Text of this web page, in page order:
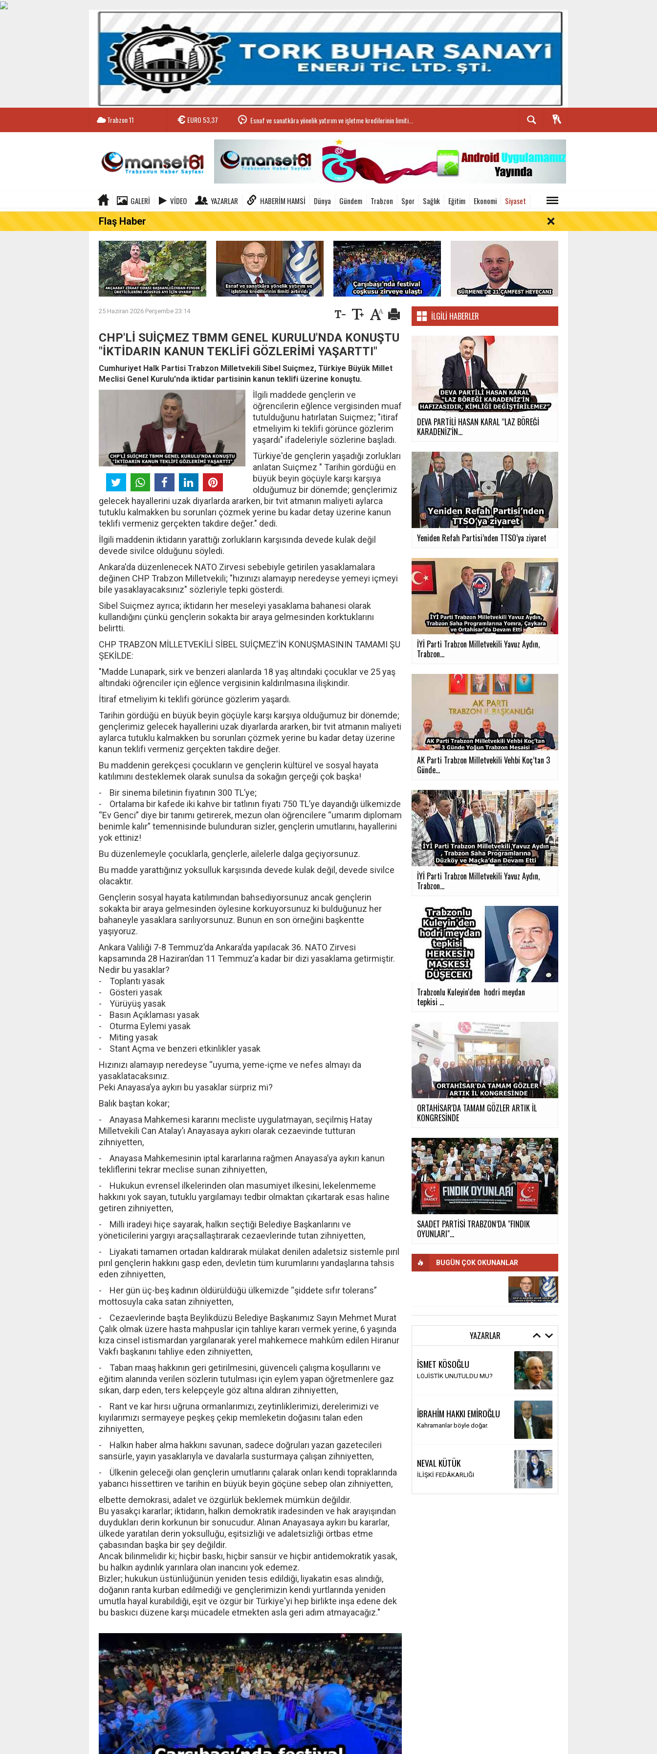
Trabzon11 EURO53,37 Esnaf ve sanatkâra yönelik yatırım ve işletme kredilerinin limiti...
GALERI VIDEO YAZARLAR HABERIM HAMSI Dünya Gündem Trabzon Spor Sağlık Eğitim Ekonomi Siyaset
Flaş Haber
AKÇAABAT ZİRAAT ODASI BAŞKANLIĞINDAN FINDIK ÜRETİCİLERİNE AĞUSTOS AYI İÇİN UYARI!
25 Haziran 2026 Perşembe 23:14
CHP'Lİ SUİÇMEZ TBMM GENEL KURULU'NDA KONUŞTU
"İKTİDARIN KANUN TEKLİFİ GÖZLERİMİ YAŞARTTI"
Cumhuriyet Halk Partisi Trabzon Milletvekili Sibel Suiçmez, Türkiye Büyük Millet
Meclisi Genel Kurulu'nda iktidar partisinin kanun teklifi üzerine konuştu.
İlgili maddede gençlerin ve
öğrencilerin eğlence vergisinden muaf
tutulduğunu hatırlatan Suiçmez; "itiraf
etmeliyim ki teklifi görünce gözlerim
yaşardı" ifadeleriyle sözlerine başladı.
Türkiye'de gençlerin yaşadığı zorlukları
anlatan Suiçmez " Tarihin gördüğü en
büyük beyin göçüyle karşı karşıya
olduğumuz bir dönemde; gençlerimiz
gelecek hayallerini uzak diyarlarda ararken, bir tvit atmanın maliyeti aylarca
tutuklu kalmakken bu sorunları çözmek yerine bu kadar detay üzerine kanun
teklifi vermeniz gerçekten takdire değer." dedi.
İlgili maddenin iktidarın yarattığı zorlukların karşısında devede kulak değil
devede sivilce olduğunu söyledi.
Ankara'da düzenlenecek NATO Zirvesi sebebiyle getirilen yasaklamalara
değinen CHP Trabzon Milletvekili; "hızınızı alamayıp neredeyse yemeyi içmeyi
bile yasaklayacaksınız" sözleriyle tepki gösterdi.
Sibel Suiçmez ayrıca; iktidarın her meseleyi yasaklama bahanesi olarak
kullandığını çünkü gençlerin sokakta bir araya gelmesinden korktuklarını
belirtti.
CHP TRABZON MİLLETVEKİLİ SİBEL SUİÇMEZ'İN KONUŞMASININ TAMAMI ŞU
ŞEKİLDE:
"Madde Lunapark, sirk ve benzeri alanlarda 18 yaş altındaki çocuklar ve 25 yaş
altındaki öğrenciler için eğlence vergisinin kaldırılmasına ilişkindir.
İtiraf etmeliyim ki teklifi görünce gözlerim yaşardı.
Tarihin gördüğü en büyük beyin göçüyle karşı karşıya olduğumuz bir dönemde;
gençlerimiz gelecek hayallerini uzak diyarlarda ararken, bir tvit atmanın maliyeti
aylarca tutuklu kalmakken bu sorunları çözmek yerine bu kadar detay üzerine
kanun teklifi vermeniz gerçekten takdire değer.
Bu maddenin gerekçesi çocukların ve gençlerin kültürel ve sosyal hayata
katılımını desteklemek olarak sunulsa da sokağın gerçeği çok başka!
- Bir sinema biletinin fiyatının 300 TL’ye;
- Ortalama bir kafede iki kahve bir tatlının fiyatı 750 TL’ye dayandığı ülkemizde
“Ev Genci” diye bir tanımı getirerek, mezun olan öğrencilere “umarım diplomam
benimle kalır” temennisinde bulunduran sizler, gençlerin umutlarını, hayallerini
yok ettiniz!
Bu düzenlemeyle çocuklarla, gençlerle, ailelerle dalga geçiyorsunuz.
Bu madde yarattığınız yoksulluk karşısında devede kulak değil, devede sivilce
olacaktır.
Gençlerin sosyal hayata katılımından bahsediyorsunuz ancak gençlerin
sokakta bir araya gelmesinden öylesine korkuyorsunuz ki bulduğunuz her
bahaneyle yasaklara sarılıyorsunuz. Bunun en son örneğini başkentte
yaşıyoruz.
Ankara Valiliği 7-8 Temmuz’da Ankara’da yapılacak 36. NATO Zirvesi
kapsamında 28 Haziran’dan 11 Temmuz’a kadar bir dizi yasaklama getirmiştir.
Nedir bu yasaklar?
- Toplantı yasak
- Gösteri yasak
- Yürüyüş yasak
- Basın Açıklaması yasak
- Oturma Eylemi yasak
- Miting yasak
- Stant Açma ve benzeri etkinlikler yasak
Hızınızı alamayıp neredeyse “uyuma, yeme-içme ve nefes almayı da
yasaklatacaksınız.
Peki Anayasa’ya aykırı bu yasaklar sürpriz mi?
Balık baştan kokar;
- Anayasa Mahkemesi kararını mecliste uygulatmayan, seçilmiş Hatay
Milletvekili Can Atalay’ı Anayasaya aykırı olarak cezaevinde tutturan
zihniyetten,
- Anayasa Mahkemesinin iptal kararlarına rağmen Anayasa’ya aykırı kanun
tekliflerini tekrar meclise sunan zihniyetten,
- Hukukun evrensel ilkelerinden olan masumiyet ilkesini, lekelenmeme
hakkını yok sayan, tutuklu yargılamayı tedbir olmaktan çıkartarak esas haline
getiren zihniyetten,
- Milli iradeyi hiçe sayarak, halkın seçtiği Belediye Başkanlarını ve
yöneticilerini yargıyı araçsallaştırarak cezaevlerinde tutan zihniyetten,
- Liyakati tamamen ortadan kaldırarak mülakat denilen adaletsiz sistemle pırıl
pırıl gençlerin hakkını gasp eden, devletin tüm kurumlarını yandaşlarına tahsis
eden zihniyetten,
- Her gün üç-beş kadının öldürüldüğü ülkemizde “şiddete sıfır tolerans”
mottosuyla caka satan zihniyetten,
- Cezaevlerinde başta Beylikdüzü Belediye Başkanımız Sayın Mehmet Murat
Çalık olmak üzere hasta mahpuslar için tahliye kararı vermek yerine, 6 yaşında
kıza cinsel istismardan yargılanarak yerel mahkemece mahkûm edilen Hiranur
Vakfı başkanını tahliye eden zihniyetten,
- Taban maaş hakkının geri getirilmesini, güvenceli çalışma koşullarını ve
eğitim alanında verilen sözlerin tutulması için eylem yapan öğretmenlere gaz
sıkan, darp eden, ters kelepçeyle göz altına aldıran zihniyetten,
- Rant ve kar hırsı uğruna ormanlarımızı, zeytinliklerimizi, derelerimizi ve
kıyılarımızı sermayeye peşkeş çekip memleketin doğasını talan eden
zihniyetten,
- Halkın haber alma hakkını savunan, sadece doğruları yazan gazetecileri
sansürle, yayın yasaklarıyla ve davalarla susturmaya çalışan zihniyetten,
- Ülkenin geleceği olan gençlerin umutlarını çalarak onları kendi topraklarında
yabancı hissettiren ve tarihin en büyük beyin göçüne sebep olan zihniyetten,
elbette demokrasi, adalet ve özgürlük beklemek mümkün değildir.
Bu yasakçı kararlar; iktidarın, halkın demokratik iradesinden ve hak arayışından
duydukları derin korkunun bir sonucudur. Alınan Anayasaya aykırı bu kararlar,
ülkede yaratılan derin yoksulluğu, eşitsizliği ve adaletsizliği örtbas etme
çabasından başka bir şey değildir.
Ancak bilinmelidir ki; hiçbir baskı, hiçbir sansür ve hiçbir antidemokratik yasak,
bu halkın aydınlık yarınlara olan inancını yok edemez.
Bizler; hukukun üstünlüğünün yeniden tesis edildiği, liyakatin esas alındığı,
doğanın ranta kurban edilmediği ve gençlerimizin kendi yurtlarında yeniden
umutla hayal kurabildiği, eşit ve özgür bir Türkiye'yi hep birlikte inşa edene dek
bu baskıcı düzene karşı mücadele etmekten asla geri adım atmayacağız."
İLGILI HABERLER
DEVA PARTİLİ HASAN KARAL “LAZ BÖREĞİ
KARADENİZ'İN...
Yeniden Refah Partisi’nden TTSO’ya ziyaret
İYİ Parti Trabzon Milletvekili Yavuz Aydın,
Trabzon...
AK Parti Trabzon Milletvekili Vehbi Koç’tan 3
Günde...
İYİ Parti Trabzon Milletvekili Yavuz Aydın,
Trabzon...
Trabzonlu Kuleyin'den hodri meydan
tepkisi ...
ORTAHİSAR'DA TAMAM GÖZLER ARTIK İL
KONGRESİNDE
SAADET PARTİSİ TRABZON’DA "FINDIK
OYUNLARI"...
BUGÜN ÇOK OKUNANLAR
YAZARLAR
İSMET KÖSOĞLU
LOJİSTİK UNUTULDU MU?
İBRAHİM HAKKI EMİROĞLU
Kahramanlar böyle doğar.
NEVAL KÜTÜK
İLİŞKİ FEDÂKARLIĞI